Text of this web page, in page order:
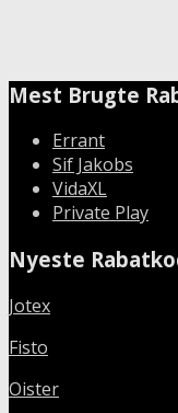
Mest Brugte
Errant
Sif Jakobs
VidaXL
Private Play
Nyeste
Jotex
Fisto
Oister